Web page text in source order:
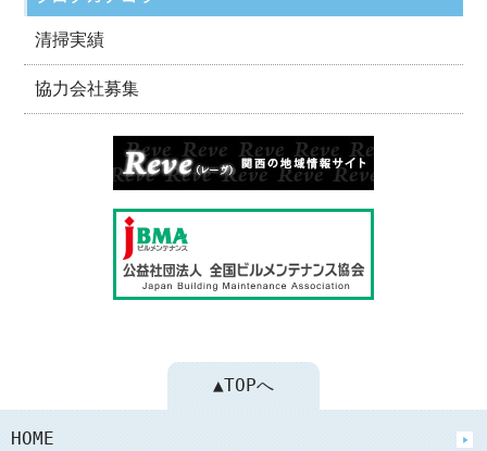
清掃実績
協力会社募集
▲TOPへ
HOME